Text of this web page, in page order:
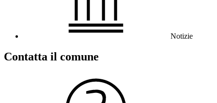
Notizie
Contatta il comune